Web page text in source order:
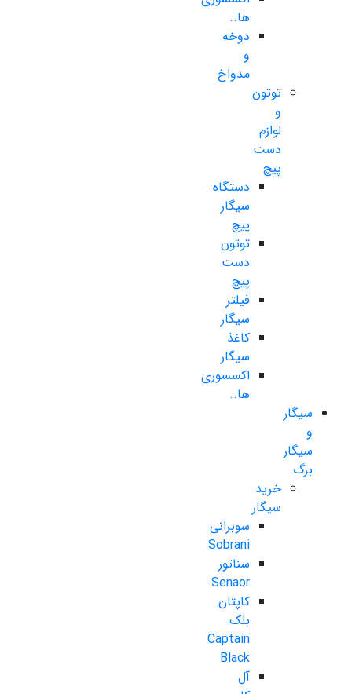
ها..
دوخه
و
مدواخ
توتون
و
لوازم
دست
پیچ
دستگاه
سیگار
پیچ
توتون
دست
پیچ
فیلتر
سیگار
کاغذ
سیگار
اکسسوری
ها..
سیگار
و
سیگار
برگ
خرید
سیگار
سوبرانی
Sobrani
سناتور
Senaor
کاپتان
بلک
Captain
Black
آل